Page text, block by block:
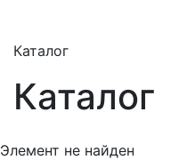
Каталог
Каталог
Элемент не найден